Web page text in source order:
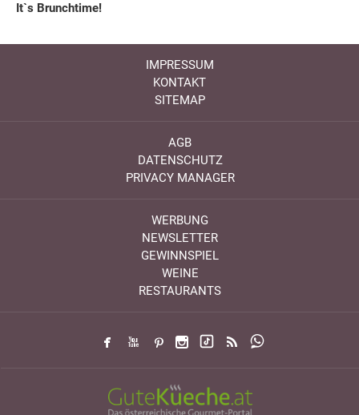
It`s Brunchtime!
IMPRESSUM
KONTAKT
SITEMAP
AGB
DATENSCHUTZ
PRIVACY MANAGER
WERBUNG
NEWSLETTER
GEWINNSPIEL
WEINE
RESTAURANTS